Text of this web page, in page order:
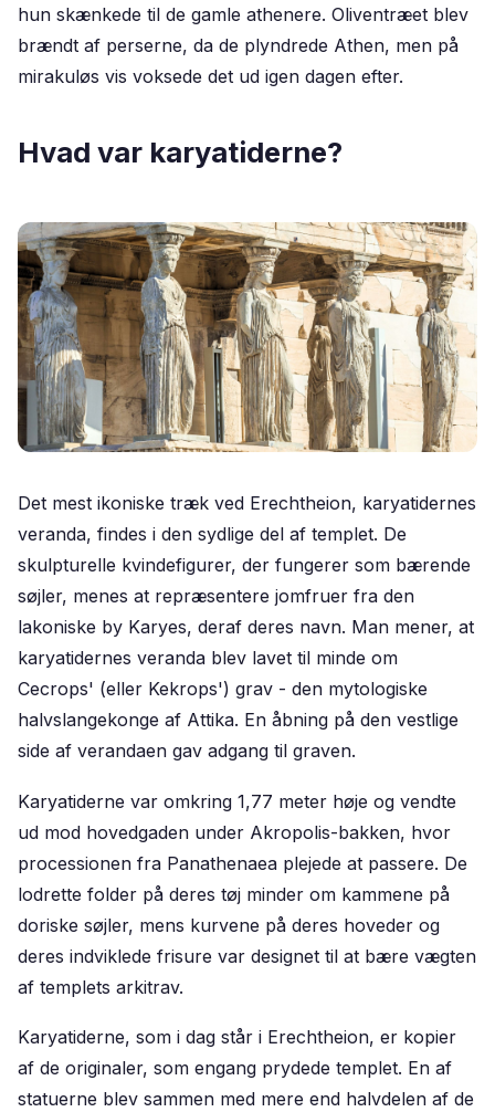
hun skænkede til de gamle athenere. Oliventræet blev
brændt af perserne, da de plyndrede Athen, men på
mirakuløs vis voksede det ud igen dagen efter.
Hvad var karyatiderne?
Det mest ikoniske træk ved Erechtheion, karyatidernes
veranda, findes i den sydlige del af templet. De
skulpturelle kvindefigurer, der fungerer som bærende
søjler, menes at repræsentere jomfruer fra den
lakoniske by Karyes, deraf deres navn. Man mener, at
karyatidernes veranda blev lavet til minde om
Cecrops' (eller Kekrops') grav - den mytologiske
halvslangekonge af Attika. En åbning på den vestlige
side af verandaen gav adgang til graven.
Karyatiderne var omkring 1,77 meter høje og vendte
ud mod hovedgaden under Akropolis-bakken, hvor
processionen fra Panathenaea plejede at passere. De
lodrette folder på deres tøj minder om kammene på
doriske søjler, mens kurvene på deres hoveder og
deres indviklede frisure var designet til at bære vægten
af templets arkitrav.
Karyatiderne, som i dag står i Erechtheion, er kopier
af de originaler, som engang prydede templet. En af
statuerne blev sammen med mere end halvdelen af de